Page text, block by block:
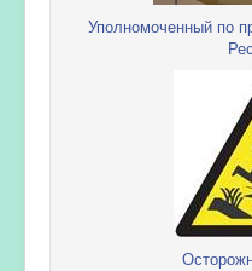
Уполномоченный по